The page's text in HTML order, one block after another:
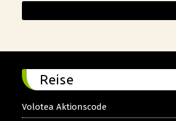
Reise
Volotea Aktionscode